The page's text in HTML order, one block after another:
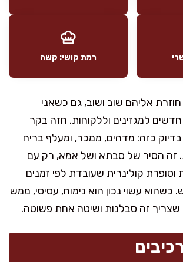
רמת קושי: קשה
אליהם שוב ושוב, גם כשאני
למגזינים וללקוחות. חזה בקר
בדיוק כזה: מדהים, ממכר, ומעלף בריח
זה הסיר של סבתא ושל אמא, רק עם
וסופרת קולינרית שעובדת לפי זמנים
כשהוא עשוי נכון הוא נימוח, עסיסי, ממש
זה סבלנות ושיטה אחת פשוטה.